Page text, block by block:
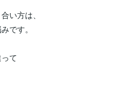
い方は、
です。
て